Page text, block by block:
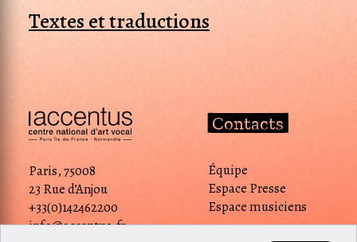
Textes et traductions
Paris, 75008
23 Rue d’Anjou
+33(0)142462200
info@accentus.fr
Contacts
Équipe
Espace Presse
Espace musiciens